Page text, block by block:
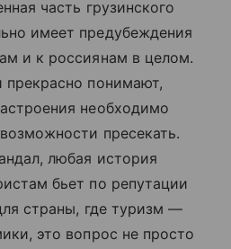
часть грузинского
имеет предубеждения
и к россиянам в целом.
прекрасно понимают,
необходимо
пресекать.
любая история
бьет по репутации
страны, где туризм —
это вопрос не просто